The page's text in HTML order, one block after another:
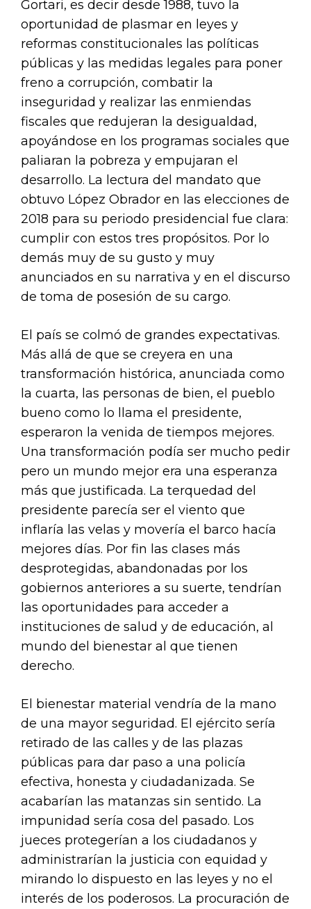
Gortari, es decir desde 1988, tuvo la
oportunidad de plasmar en leyes y
reformas constitucionales las políticas
públicas y las medidas legales para poner
freno a corrupción, combatir la
inseguridad y realizar las enmiendas
fiscales que redujeran la desigualdad,
apoyándose en los programas sociales que
paliaran la pobreza y empujaran el
desarrollo. La lectura del mandato que
obtuvo López Obrador en las elecciones de
2018 para su periodo presidencial fue clara:
cumplir con estos tres propósitos. Por lo
demás muy de su gusto y muy
anunciados en su narrativa y en el discurso
de toma de posesión de su cargo.
El país se colmó de grandes expectativas.
Más allá de que se creyera en una
transformación histórica, anunciada como
la cuarta, las personas de bien, el pueblo
bueno como lo llama el presidente,
esperaron la venida de tiempos mejores.
Una transformación podía ser mucho pedir
pero un mundo mejor era una esperanza
más que justificada. La terquedad del
presidente parecía ser el viento que
inflaría las velas y movería el barco hacía
mejores días. Por fin las clases más
desprotegidas, abandonadas por los
gobiernos anteriores a su suerte, tendrían
las oportunidades para acceder a
instituciones de salud y de educación, al
mundo del bienestar al que tienen
derecho.
El bienestar material vendría de la mano
de una mayor seguridad. El ejército sería
retirado de las calles y de las plazas
públicas para dar paso a una policía
efectiva, honesta y ciudadanizada. Se
acabarían las matanzas sin sentido. La
impunidad sería cosa del pasado. Los
jueces protegerían a los ciudadanos y
administrarían la justicia con equidad y
mirando lo dispuesto en las leyes y no el
interés de los poderosos. La procuración de